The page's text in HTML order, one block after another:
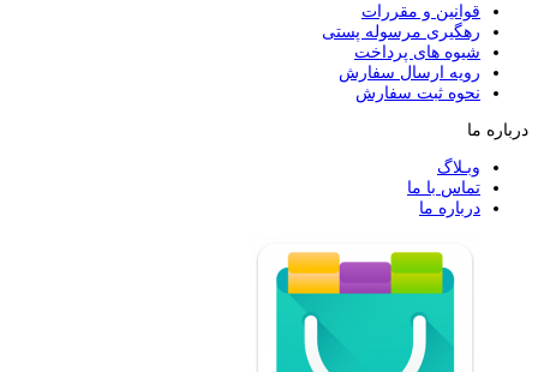
قوانین و مقررات
رهگیری مرسوله پستی
شیوه های پرداخت
رویه ارسال سفارش
نحوه ثبت سفارش
درباره ما
وبـلاگ
تماس با ما
درباره ما